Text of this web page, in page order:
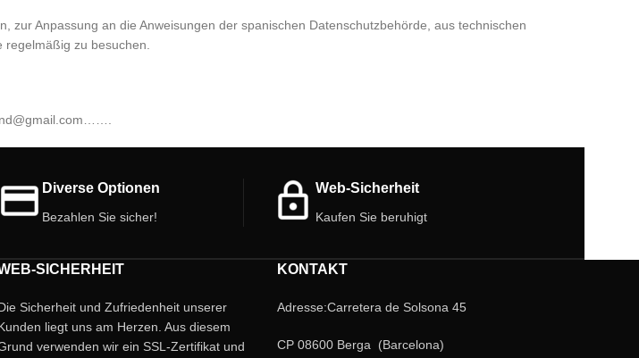
Anpassung an die Anweisungen der spanischen Datenschutzbehörde, aus technischen
zu besuchen.
Diverse Optionen
Bezahlen Sie sicher!
Web-Sicherheit
Kaufen Sie beruhigt
SICHERHEIT
Sicherheit und Zufriedenheit unserer
liegt uns am Herzen. Aus diesem
verwenden wir ein SSL-Zertifikat und
KONTAKT
Adresse:Carretera de Solsona 45
CP 08600 Berga (Barcelona)